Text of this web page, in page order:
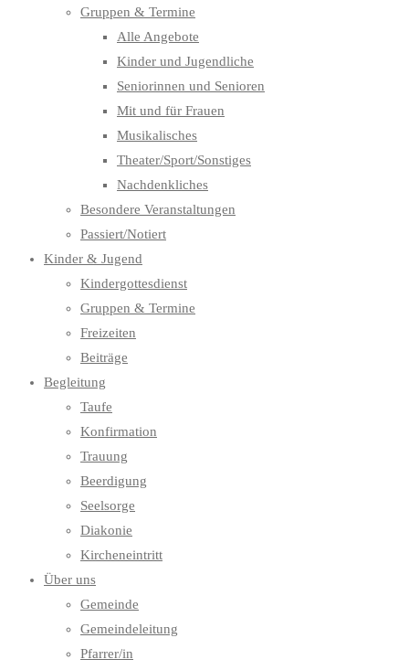
Gruppen & Termine
Alle Angebote
Kinder und Jugendliche
Seniorinnen und Senioren
Mit und für Frauen
Musikalisches
Theater/Sport/Sonstiges
Nachdenkliches
Besondere Veranstaltungen
Passiert/Notiert
Kinder & Jugend
Kindergottesdienst
Gruppen & Termine
Freizeiten
Beiträge
Begleitung
Taufe
Konfirmation
Trauung
Beerdigung
Seelsorge
Diakonie
Kircheneintritt
Über uns
Gemeinde
Gemeindeleitung
Pfarrer/in